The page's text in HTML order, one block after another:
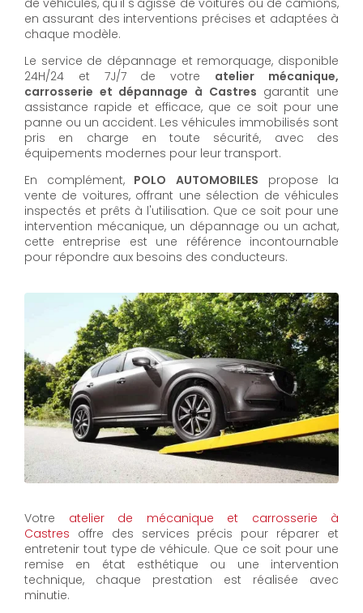
de véhicules, qu'il s'agisse de voitures ou de camions,
en assurant des interventions précises et adaptées à
chaque modèle.
Le service de dépannage et remorquage, disponible
24H/24 et 7J/7 de votre atelier mécanique,
carrosserie et dépannage à Castres garantit une
assistance rapide et efficace, que ce soit pour une
panne ou un accident. Les véhicules immobilisés sont
pris en charge en toute sécurité, avec des
équipements modernes pour leur transport.
En complément, POLO AUTOMOBILES propose la
vente de voitures, offrant une sélection de véhicules
inspectés et prêts à l'utilisation. Que ce soit pour une
intervention mécanique, un dépannage ou un achat,
cette entreprise est une référence incontournable
pour répondre aux besoins des conducteurs.
Votre atelier de mécanique et carrosserie à
Castres offre des services précis pour réparer et
entretenir tout type de véhicule. Que ce soit pour une
remise en état esthétique ou une intervention
technique, chaque prestation est réalisée avec
minutie.